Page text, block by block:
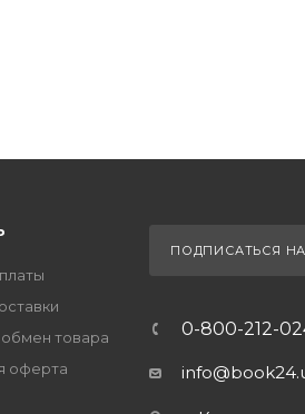
товара
оферта
ПОДПИСАТЬСЯ
0-800-212-